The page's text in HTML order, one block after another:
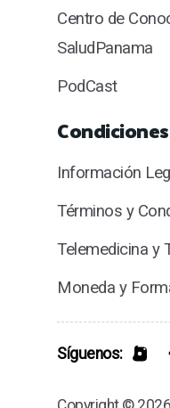
Centro de
SaludPanama
PodCast
Información
Términos y
Telemedicina y
Moneda y
Síguenos: